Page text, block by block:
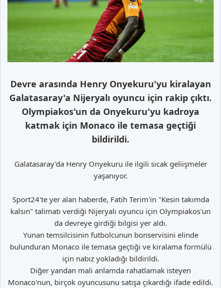
Devre arasında Henry Onyekuru'yu kiralayan
Galatasaray'a Nijeryalı oyuncu için rakip çıktı.
Olympiakos'un da Onyekuru'yu kadroya
katmak için Monaco ile temasa geçtiği
bildirildi.
Galatasaray'da Henry Onyekuru ile ilgili sıcak geliişmeler
yaşanıyor.
Sport24'te yer alan haberde, Fatih Terim'in "Kesin takımda
kalsın" talimatı verdiği Nijeryalı oyuncu için Olympiakos'un
da devreye girdiği bilgisi yer aldı.
Yunan temsilcisinin futbolcunun bonservisini elinde
bulunduran Monaco ile temasa geçtiği ve kiralama formülü
için nabız yokladığı bildirildi.
Diğer yandan mali anlamda rahatlamak isteyen
Monaco'nun, birçok oyuncusunu satışa çıkardığı ifade edildi.